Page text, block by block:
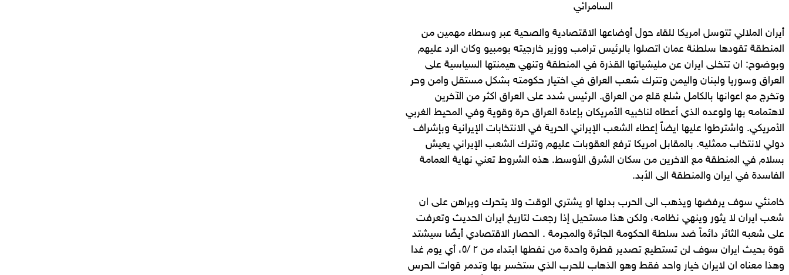
السامرائي
أيران الملالي تتوسل امريكا للقاء حول أوضاعها الاقتصادية والصحية عبر وسطاء مهمين من
المنطقة تقودها سلطنة عمان اتصلوا بالرئيس ترامب ووزير خارجيته بومبيو وكان الرد عليهم
وبوضوح: ان تتخلى ايران عن مليشياتها القذرة في المنطقة وتنهي هيمنتها السياسية على
العراق وسوريا ولبنان واليمن وتترك شعب العراق في اختيار حكومته بشكل مستقل وامن وحر
وتخرج مع اعوانها بالكامل شلع قلع من العراق. الرئيس شدد على العراق اكثر من الآخرين
لاهتمامه بها ولوعده الذي أعطاه لناخبيه الأمريكان بإعادة العراق حرة وقوية وفي المحيط الغربي
الأمريكي. واشترطوا عليها ايضاً إعطاء الشعب الإيراني الحرية في الانتخابات الإيرانية وبإشراف
دولي لانتخاب ممثليه. بالمقابل امريكا ترفع العقوبات عليهم وتترك الشعب الإيراني يعيش
بسلام في المنطقة مع الاخرين من سكان الشرق الأوسط. هذه الشروط تعني نهاية العمامة
الفاسدة في ايران والمنطقة الى الأبد.
خامنئي سوف يرفضها ويذهب الى الحرب بدلها او يشتري الوقت ولا يتحرك ويراهن على ان
شعب ايران لا يثور وينهي نظامه، ولكن هذا مستحيل إذا رجعت لتاريخ ايران الحديث وتعرفت
على شعبه الثائر دائماً ضد سلطة الحكومة الجائرة والمجرمة . الحصار الاقتصادي أيضًا سيشتد
قوة بحيث ايران سوف لن تستطيع تصدير قطرة واحدة من نفطها ابتداء من ٢ /٥، أي يوم غدا
وهذا معناه ان لايران خيار واحد فقط وهو الذهاب للحرب الذي ستخسر بها وتدمر قوات الحرس